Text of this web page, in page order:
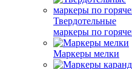
Твердотельные
маркеры по
Маркеры мелки